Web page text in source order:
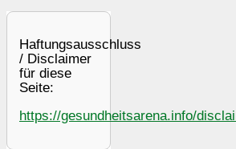
Haftungsausschluss
/ Disclaimer
für diese
Seite:
https://gesundheitsarena.info/